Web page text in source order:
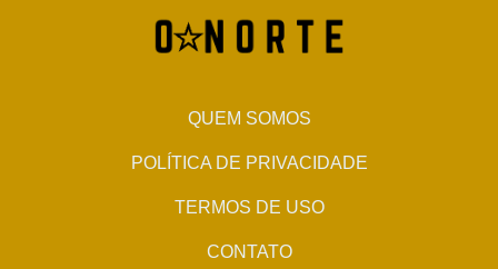
QUEM SOMOS
POLÍTICA DE PRIVACIDADE
TERMOS DE USO
CONTATO